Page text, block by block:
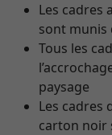
Les cadres
sont munis
Tous les
paysage
Les cadres
carton noir